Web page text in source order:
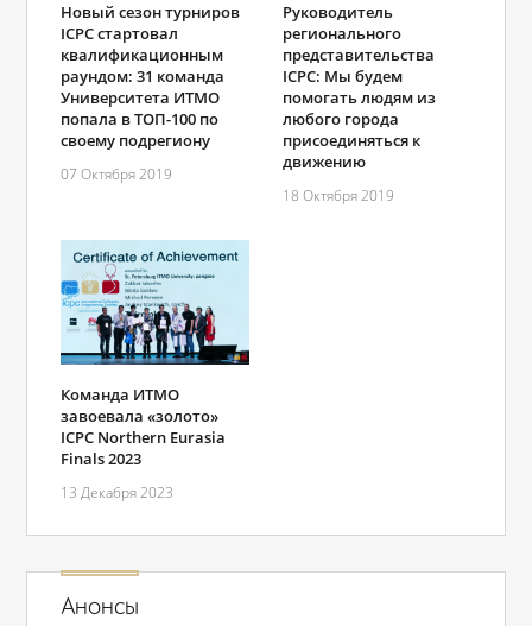
Новый сезон турниров
ICPC стартовал
квалификационным
раундом: 31 команда
Университета ИТМО
попала в ТОП-100 по
своему подрегиону
07 Октября 2019
Руководитель
регионального
представительства
ICPC: Мы будем
помогать людям из
любого города
присоединяться к
движению
18 Октября 2019
Команда ИТМО
завоевала «золото»
ICPC Northern Eurasia
Finals 2023
13 Декабря 2023
Анонсы